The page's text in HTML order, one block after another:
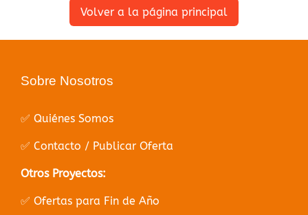
Volver a la página principal
Sobre Nosotros
✅ Quiénes Somos
✅ Contacto / Publicar Oferta
Otros Proyectos:
✅ Ofertas para Fin de Año